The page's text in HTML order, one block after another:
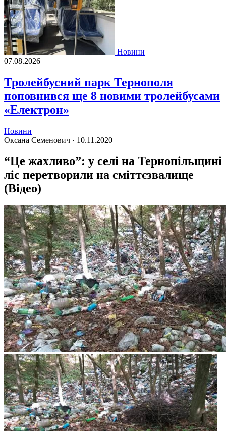
Новини
07.08.2026
Тролейбусний парк Тернополя
поповнився ще 8 новими тролейбусами
«Електрон»
Новини
Оксана Семенович · 10.11.2020
“Це жахливо”: у селі на Тернопільщині
ліс перетворили на сміттєзвалище
(Відео)